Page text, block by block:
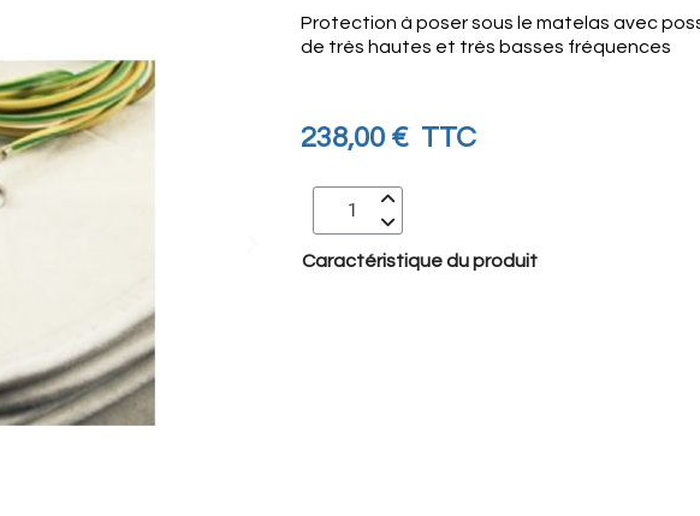
Protection à poser sous le matelas avec
de très hautes et très basses fréquences
238,00 € TTC
Caractéristique du produit